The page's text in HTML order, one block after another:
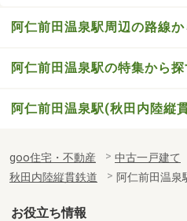
阿仁前田温泉駅周辺の路線
阿仁前田温泉駅の特集から探
阿仁前田温泉駅(秋田内陸縦
goo住宅・不動産 中古一戸建て
秋田内陸縦貫鉄道
阿仁前田温泉
お役立ち情報